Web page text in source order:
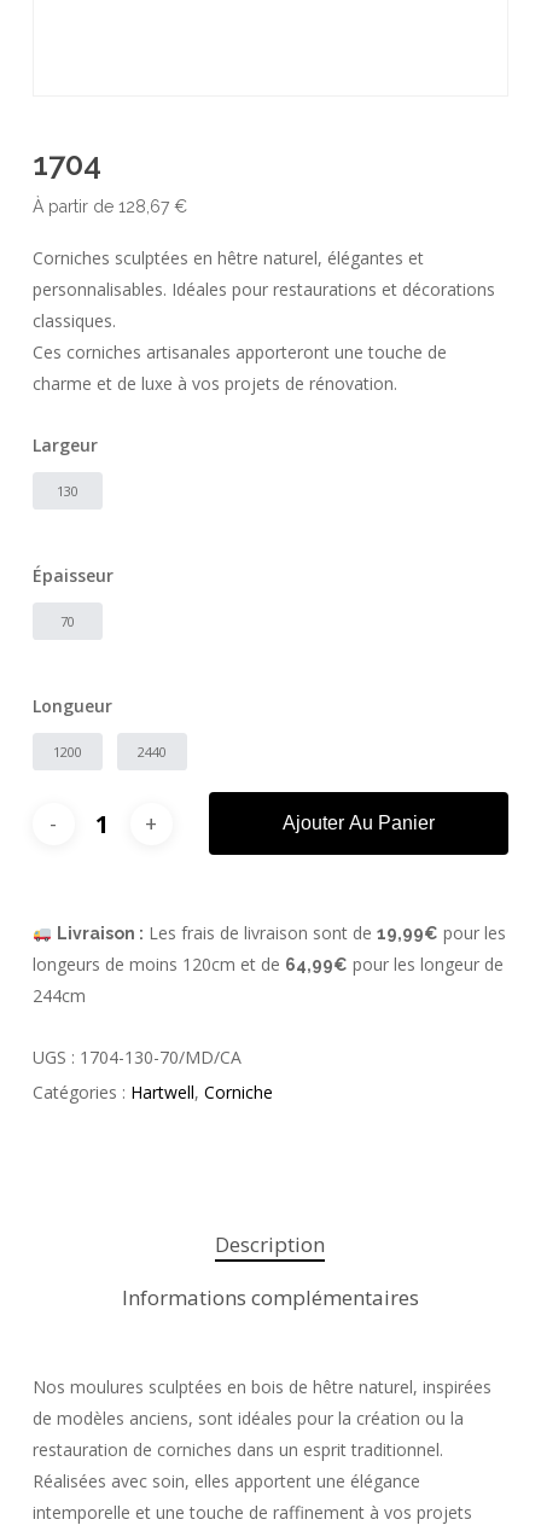
1704
À partir de 128,67 €
Corniches sculptées en hêtre naturel, élégantes et
personnalisables. Idéales pour restaurations et décorations
classiques.
Ces corniches artisanales apporteront une touche de
charme et de luxe à vos projets de rénovation.
Largeur
130
Épaisseur
70
Longueur
1200 2440
Ajouter Au Panier
Livraison : Les frais de livraison sont de 19,99€ pour les
longeurs de moins 120cm et de 64,99€ pour les longeur de
244cm
UGS : 1704-130-70/MD/CA
Catégories : Hartwell, Corniche
Description
Informations complémentaires
Nos moulures sculptées en bois de hêtre naturel, inspirées
de modèles anciens, sont idéales pour la création ou la
restauration de corniches dans un esprit traditionnel.
Réalisées avec soin, elles apportent une élégance
intemporelle et une touche de raffinement à vos projets